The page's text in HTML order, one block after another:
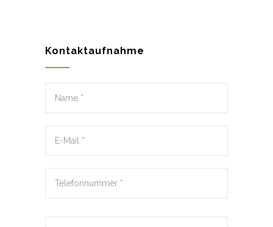
Kontaktaufnahme